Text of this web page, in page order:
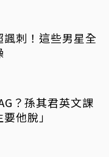
刺！這些男星全
？孫其君英文課
他脫」